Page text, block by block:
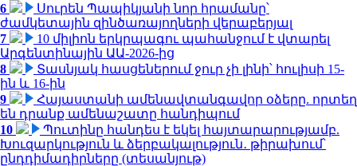
6
Սուրեն Պապիկյանի նոր հրամանը՝
ժամկետային զինծառայողների վերաբերյալ
7
10 միլիոն երկրպագու պահանջում է վտարել
Արգենտինային ԱԱ-2026-ից
8
Տասնյակ հասցեներում ջուր չի լինի՝ հուլիսի 15-
ին և 16-ին
9
Հայաստանի ամենավտանգավոր օձերը. որտեղ
են դրանք ամենաշատը հանդիպում
10
Պուտինը հանդես է եկել հայտարարությամբ.
Խուզարկություն և ձերբակալություն․ թիրախում՝
ընդդիմադիրները (տեսանյութ)